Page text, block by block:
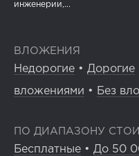
инженерии,...
ВЛОЖЕНИЯ
Недорогие • Дорогие
вложениями • Без
ПО ДИАПАЗОНУ
Бесплатные • До 50